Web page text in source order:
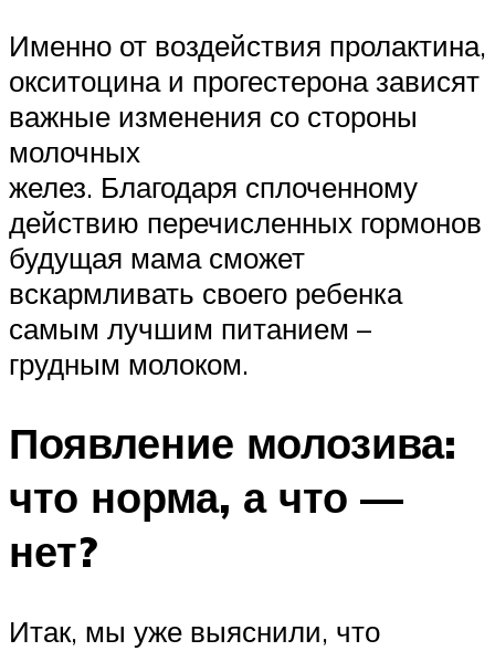
Именно от воздействия пролактина,
окситоцина и прогестерона зависят
важные изменения со стороны
молочных
желез. Благодаря сплоченному
действию перечисленных гормонов
будущая мама сможет
вскармливать своего ребенка
самым лучшим питанием –
грудным молоком.
Появление молозива:
что норма, а что —
нет?
Итак, мы уже выяснили, что